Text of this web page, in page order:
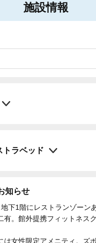
施設情報
トラベッド
知らせ
下1階にレストランゾーン
有。館外提携フィットネス
は女性限定アメニティ。ズ